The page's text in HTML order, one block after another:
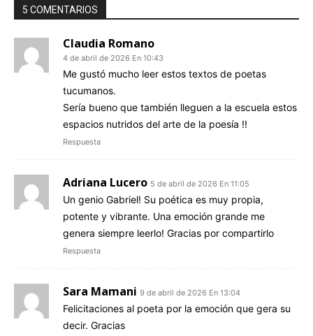
5 COMENTARIOS
Claudia Romano
4 de abril de 2026 En 10:43
Me gustó mucho leer estos textos de poetas
tucumanos.
Sería bueno que también lleguen a la escuela estos
espacios nutridos del arte de la poesía !!
Respuesta
Adriana Lucero 5 de abril de 2026 En 11:05
Un genio Gabriel! Su poética es muy propia,
potente y vibrante. Una emoción grande me
genera siempre leerlo! Gracias por compartirlo
Respuesta
Sara Mamani 9 de abril de 2026 En 13:04
Felicitaciones al poeta por la emoción que gera su
decir. Gracias